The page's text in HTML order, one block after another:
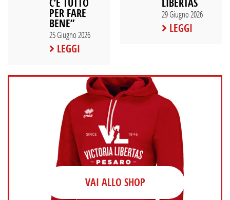
PER FARE
BENE”
25 Giugno 2026
LEGGI
29 Giugno 2026
LEGGI
VAI ALLO SHOP